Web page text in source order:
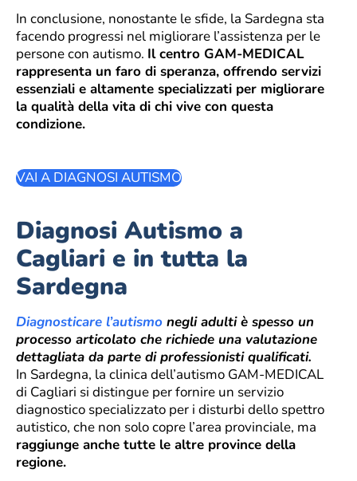
In conclusione, nonostante le sfide, la Sardegna sta
facendo progressi nel migliorare l’assistenza per le
persone con autismo. Il centro GAM-MEDICAL
rappresenta un faro di speranza, offrendo servizi
essenziali e altamente specializzati per migliorare
la qualità della vita di chi vive con questa
condizione.
VAI A DIAGNOSI AUTISMO
Diagnosi Autismo a
Cagliari e in tutta la
Sardegna
Diagnosticare l’autismo negli adulti è spesso un
processo articolato che richiede una valutazione
dettagliata da parte di professionisti qualificati.
In Sardegna, la clinica dell’autismo GAM-MEDICAL
di Cagliari si distingue per fornire un servizio
diagnostico specializzato per i disturbi dello spettro
autistico, che non solo copre l’area provinciale, ma
raggiunge anche tutte le altre province della
regione.